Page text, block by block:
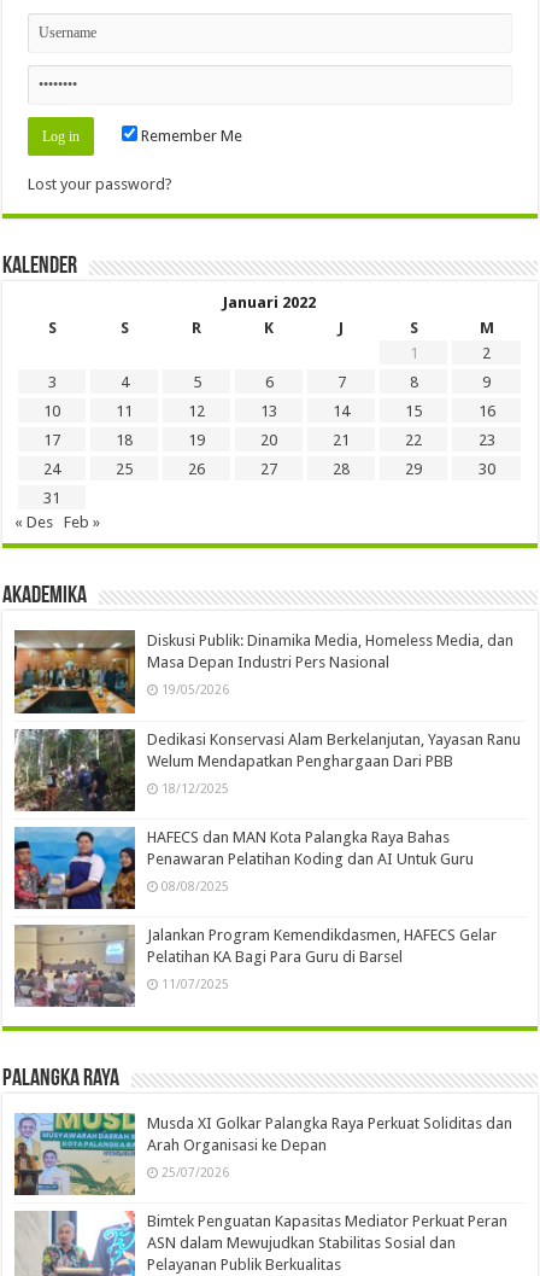
Remember Me
Lost your password?
Kalender
Januari 2022
S
S R K J S
M
1
2
3
4 5 6 7 8
9
10
11 12 13 14 15
16
17
18 19 20 21 22
23
24
25 26 27 28 29
30
31
« Des
Feb »
Akademika
Diskusi Publik: Dinamika Media, Homeless Media, dan
Masa Depan Industri Pers Nasional
19/05/2026
Dedikasi Konservasi Alam Berkelanjutan, Yayasan Ranu
Welum Mendapatkan Penghargaan Dari PBB
18/12/2025
HAFECS dan MAN Kota Palangka Raya Bahas
Penawaran Pelatihan Koding dan AI Untuk Guru
08/08/2025
Jalankan Program Kemendikdasmen, HAFECS Gelar
Pelatihan KA Bagi Para Guru di Barsel
11/07/2025
Palangka Raya
Musda XI Golkar Palangka Raya Perkuat Soliditas dan
Arah Organisasi ke Depan
25/07/2026
Bimtek Penguatan Kapasitas Mediator Perkuat Peran
ASN dalam Mewujudkan Stabilitas Sosial dan
Pelayanan Publik Berkualitas